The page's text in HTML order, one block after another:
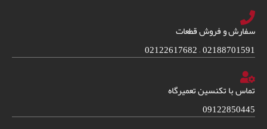
سفارش و فروش قطعات
02188701591 – 02122617682
تماس با تکنسین تعمیرگاه
09122850445